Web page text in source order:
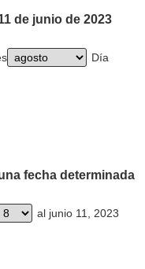
de junio de 2023
Día
fecha determinada
al junio 11, 2023